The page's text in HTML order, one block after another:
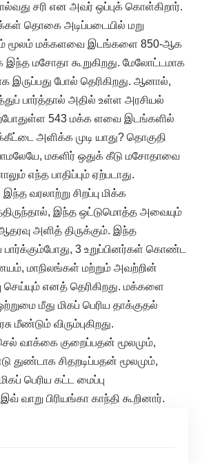
சரி என அவர் ஒப்புக் கொள்கிறார்.
தொகை அடிப்படையில் மறு
மக்களவை இடங்களை 850-ஆக
இந்த மசோதா கூறுகிறது. மேலோட்டமாக
இருப்பது போல் தெரிகிறது. ஆனால்,
பார்த்தால் அதில் உள்ள அரசியல்
தற்போதுள்ள 543 மக்க ளவை இடங்களில்
அளிக்க முடி யாது? தொகுதி
மகளிர் ஒதுக் கீடு மசோதாவை
எந்த பாதிப்பும் ஏற்படாது.
வரலாற்று சிறப்பு மிக்க
இந்த ஒட்டுமொத்த அவையும்
அளித் திருக்கும். இந்த
பார்க்கும்போது, 3 உறுப்பினர்கள் கொண்ட
மாநிலங்கள் மற்றும் அவற்றின்
செய்யும் எனத் தெரிகிறது. மக்களை
மீது மிகப் பெரிய தாக்குதல்
மீண்டும் விரும்புகிறது.
வாக்கை குறைப்பதன் மூலமும்,
துண்டாக சிதறடிப்பதன் மூலமும்,
பெரிய கட்ட மைப்பு
வாறு பிரியங்கா காந்தி கூறினார்.